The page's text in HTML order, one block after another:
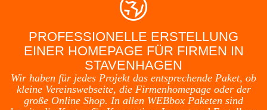
PROFESSIONELLE ERSTELLUNG
EINER HOMEPAGE FÜR FIRMEN IN
STAVENHAGEN
Wir haben für jedes Projekt das entsprechende Paket, ob
kleine Vereinswebseite, die Firmenhomepage oder der
große Online Shop. In allen WEBbox Paketen sind